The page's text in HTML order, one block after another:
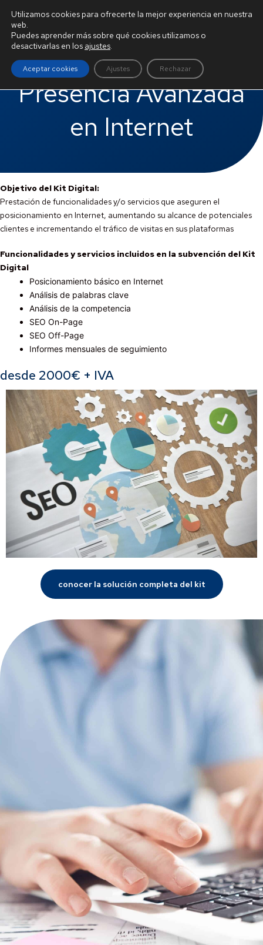
BURGOS ATU
Presencia Avanzada
en Internet
Objetivo del Kit Digital:
Prestación de funcionalidades y/o servicios que aseguren el
posicionamiento en Internet, aumentando su alcance de potenciales
clientes e incrementando el tráfico de visitas en sus plataformas
Funcionalidades y servicios incluidos en la subvención del Kit
Digital
Posicionamiento básico en Internet
Análisis de palabras clave
Análisis de la competencia
SEO On-Page
SEO Off-Page
Informes mensuales de seguimiento
desde 2000€ + IVA
conocer la solución completa del kit
Utilizamos cookies para ofrecerte la mejor experiencia en nuestra
web.
Puedes aprender más sobre qué cookies utilizamos o
desactivarlas en los ajustes.
Aceptar cookies Rechazar
Ajustes